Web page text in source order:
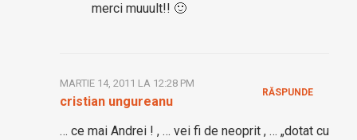
merci muuult!! 🙂
cristian ungureanu
MARTIE 14, 2011 LA 12:28 PM
… ce mai Andrei ! , … vei fi de neoprit , … „dotat cu
RĂSPUNDE